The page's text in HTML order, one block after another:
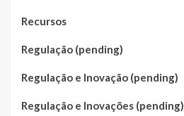
Recursos
Regulação (pending)
Regulação e Inovação (pending)
Regulação e Inovações (pending)